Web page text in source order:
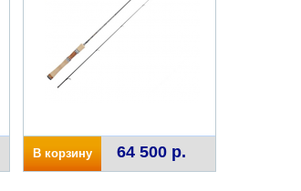
В корзину 64 500 р.